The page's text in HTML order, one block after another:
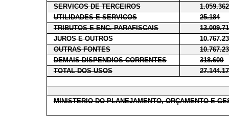
SERVICOS DE TERCEIROS
1.059.362
UTILIDADES E SERVICOS
25.184
TRIBUTOS E ENC. PARAFISCAIS
JUROS E OUTROS
OUTRAS FONTES
DEMAIS DISPENDIOS CORRENTES
318.600
TOTAL DOS USOS
MINISTERIO DO PLANEJAMENTO, ORÇAMENTO E